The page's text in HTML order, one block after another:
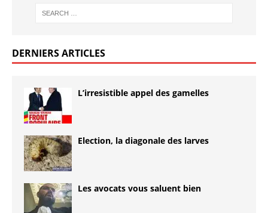
DERNIERS ARTICLES
L’irresistible appel des gamelles
Election, la diagonale des larves
Les avocats vous saluent bien